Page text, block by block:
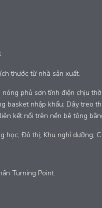
thước từ nhà sản xuất.
phủ sơn tĩnh điện chịu
basket nhập khẩu; Dây treo
kết nổi trên nền bê tông
học; Đô thị; Khu nghỉ dưỡng;
Turning Point.